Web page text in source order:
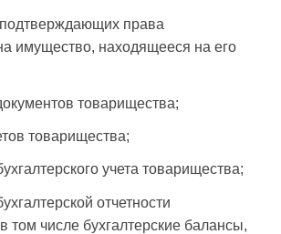
права
имущество, находящееся на его
товарищества;
товарищества;
учета товарищества;
отчетности
том числе бухгалтерские балансы,